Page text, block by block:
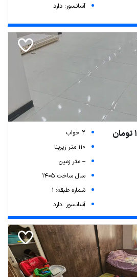
آسانسور: دارد
2 خواب
110 متر زیربنا
-- متر زمین
سال ساخت 1405
شماره طبقه: 1
آسانسور: دارد